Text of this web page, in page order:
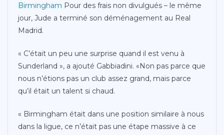
Birmingham Pour des frais non divulgués – le même
jour, Jude a terminé son déménagement au Real
Madrid.
« C’était un peu une surprise quand il est venu à
Sunderland », a ajouté Gabbiadini. «Non pas parce que
nous n’étions pas un club assez grand, mais parce
qu’il était un talent si chaud.
« Birmingham était dans une position similaire à nous
dans la ligue, ce n’était pas une étape massive à ce